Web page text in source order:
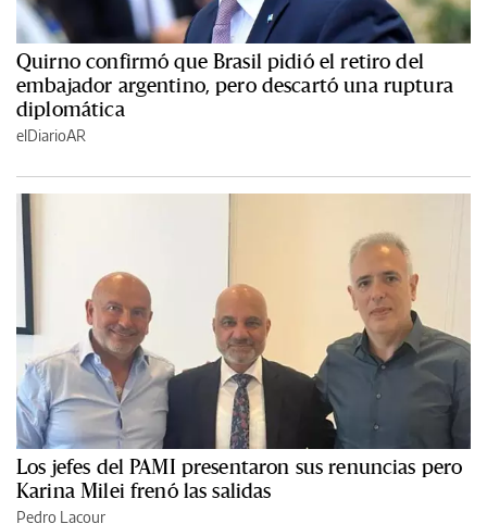
Quirno confirmó que Brasil pidió el retiro del
embajador argentino, pero descartó una ruptura
diplomática
elDiarioAR
Los jefes del PAMI presentaron sus renuncias pero
Karina Milei frenó las salidas
Pedro Lacour